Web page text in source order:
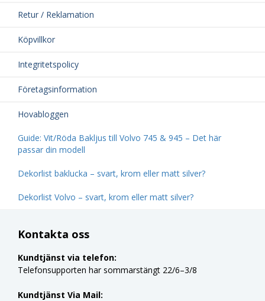
Retur / Reklamation
Köpvillkor
Integritetspolicy
Företagsinformation
Hovabloggen
Guide: Vit/Röda Bakljus till Volvo 745 & 945 – Det här
passar din modell
Dekorlist baklucka – svart, krom eller matt silver?
Dekorlist Volvo – svart, krom eller matt silver?
Kontakta oss
Kundtjänst via telefon:
Telefonsupporten har sommarstängt 22/6–3/8
Kundtjänst Via Mail: